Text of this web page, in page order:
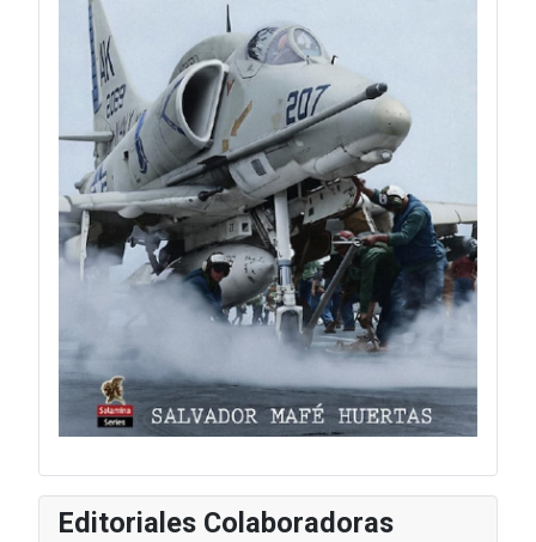
Editoriales Colaboradoras